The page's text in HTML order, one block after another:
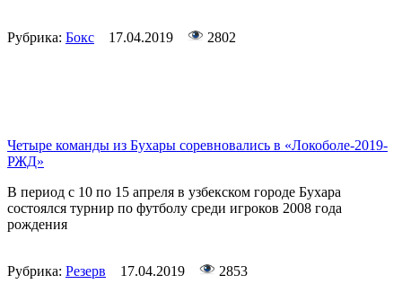
Рубрика: Бокс 17.04.2019 2802
Четыре команды из Бухары соревновались в «Локоболе-2019-
РЖД»
В период с 10 по 15 апреля в узбекском городе Бухара
состоялся турнир по футболу среди игроков 2008 года
рождения
Рубрика: Резерв 17.04.2019
2853